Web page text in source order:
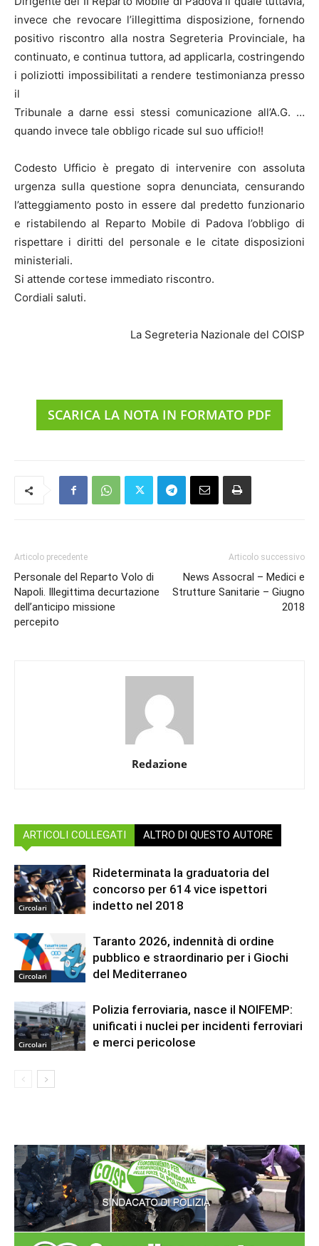
invece che revocare l’illegittima disposizione, fornendo
positivo riscontro alla nostra Segreteria Provinciale, ha
continuato, e continua tuttora, ad applicarla, costringendo
i poliziotti impossibilitati a rendere testimonianza presso
il
Tribunale a darne essi stessi comunicazione all’A.G. …
quando invece tale obbligo ricade sul suo ufficio!!
Codesto Ufficio è pregato di intervenire con assoluta
urgenza sulla questione sopra denunciata, censurando
l’atteggiamento posto in essere dal predetto funzionario
e ristabilendo al Reparto Mobile di Padova l’obbligo di
rispettare i diritti del personale e le citate disposizioni
ministeriali.
Si attende cortese immediato riscontro.
Cordiali saluti.
La Segreteria Nazionale del COISP
SCARICA LA NOTA IN FORMATO PDF
Articolo precedente
Personale del Reparto Volo di
Napoli. Illegittima decurtazione
dell’anticipo missione
percepito
Articolo successivo
News Assocral – Medici e
Strutture Sanitarie – Giugno
2018
Redazione
ARTICOLI COLLEGATI ALTRO DI QUESTO AUTORE
Circolari
Rideterminata la graduatoria del
concorso per 614 vice ispettori
indetto nel 2018
Circolari
Taranto 2026, indennità di ordine
pubblico e straordinario per i Giochi
del Mediterraneo
Circolari
Polizia ferroviaria, nasce il NOIFEMP:
unificati i nuclei per incidenti ferroviari
e merci pericolose